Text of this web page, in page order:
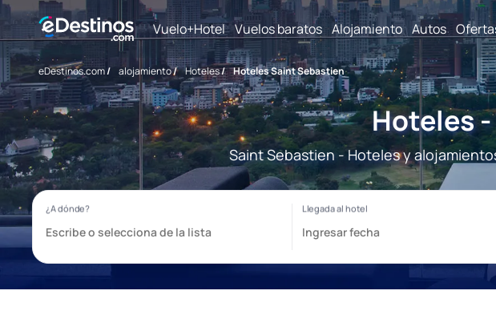
Vuelo+Hotel Vuelos baratos Alojamiento Autos
eDestinos.com/ alojamiento/ Hoteles/ Hoteles Saint Sebastien
Hoteles
Saint Sebastien - Hoteles y